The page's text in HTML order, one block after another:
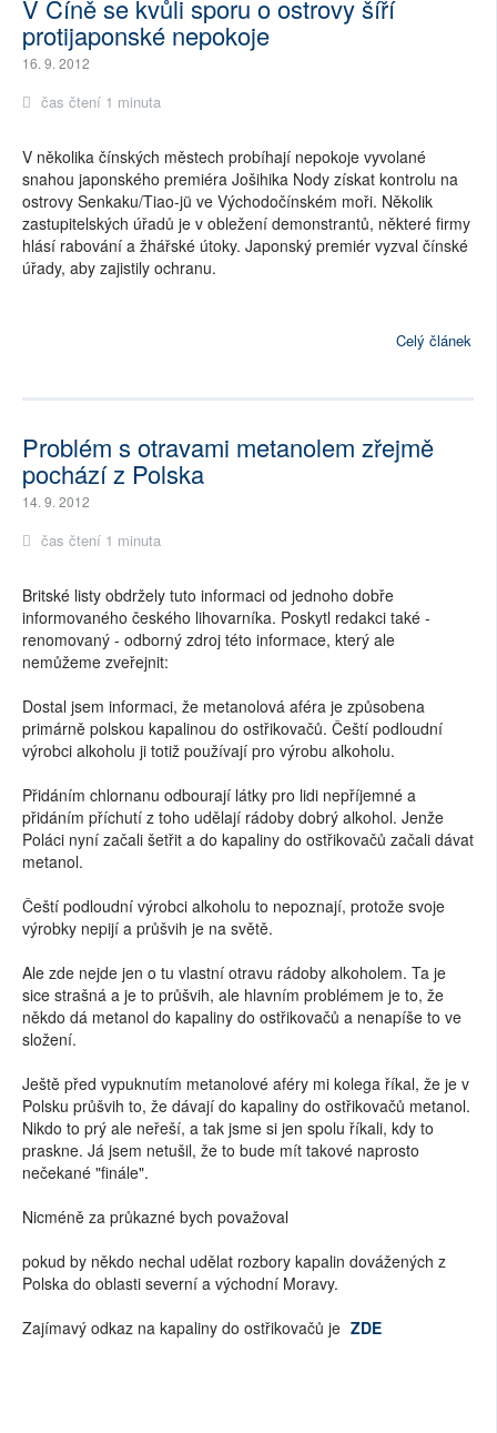
V Číně se kvůli sporu o ostrovy šíří
protijaponské nepokoje
16. 9. 2012
čas čtení 1 minuta
V několika čínských městech probíhají nepokoje vyvolané
snahou japonského premiéra Jošihika Nody získat kontrolu na
ostrovy Senkaku/Tiao-jü ve Východočínském moři. Několik
zastupitelských úřadů je v obležení demonstrantů, některé firmy
hlásí rabování a žhářské útoky. Japonský premiér vyzval čínské
úřady, aby zajistily ochranu.
Celý článek
Problém s otravami metanolem zřejmě
pochází z Polska
14. 9. 2012
čas čtení 1 minuta
Britské listy obdržely tuto informaci od jednoho dobře
informovaného českého lihovarníka. Poskytl redakci také -
renomovaný - odborný zdroj této informace, který ale
nemůžeme zveřejnit:
Dostal jsem informaci, že metanolová aféra je způsobena
primárně polskou kapalinou do ostřikovačů. Čeští podloudní
výrobci alkoholu ji totiž používají pro výrobu alkoholu.
Přidáním chlornanu odbourají látky pro lidi nepříjemné a
přidáním příchutí z toho udělají rádoby dobrý alkohol. Jenže
Poláci nyní začali šetřit a do kapaliny do ostřikovačů začali dávat
metanol.
Čeští podloudní výrobci alkoholu to nepoznají, protože svoje
výrobky nepijí a průšvih je na světě.
Ale zde nejde jen o tu vlastní otravu rádoby alkoholem. Ta je
sice strašná a je to průšvih, ale hlavním problémem je to, že
někdo dá metanol do kapaliny do ostřikovačů a nenapíše to ve
složení.
Ještě před vypuknutím metanolové aféry mi kolega říkal, že je v
Polsku průšvih to, že dávají do kapaliny do ostřikovačů metanol.
Nikdo to prý ale neřeší, a tak jsme si jen spolu říkali, kdy to
praskne. Já jsem netušil, že to bude mít takové naprosto
nečekané "finále".
Nicméně za průkazné bych považoval
pokud by někdo nechal udělat rozbory kapalin dovážených z
Polska do oblasti severní a východní Moravy.
Zajímavý odkaz na kapaliny do ostřikovačů je ZDE